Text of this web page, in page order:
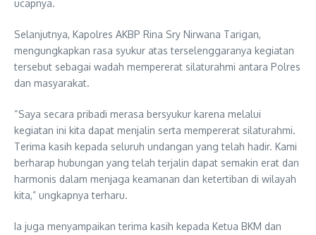
ucapnya.
Selanjutnya, Kapolres AKBP Rina Sry Nirwana Tarigan,
mengungkapkan rasa syukur atas terselenggaranya kegiatan
tersebut sebagai wadah mempererat silaturahmi antara Polres
dan masyarakat.
“Saya secara pribadi merasa bersyukur karena melalui
kegiatan ini kita dapat menjalin serta mempererat silaturahmi.
Terima kasih kepada seluruh undangan yang telah hadir. Kami
berharap hubungan yang telah terjalin dapat semakin erat dan
harmonis dalam menjaga keamanan dan ketertiban di wilayah
kita,” ungkapnya terharu.
Ia juga menyampaikan terima kasih kepada Ketua BKM dan